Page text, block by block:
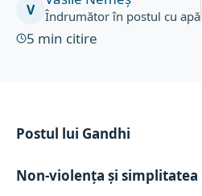
V Îndrumător în postul cu apă
5 min citire
Postul lui Gandhi
Non-violenţa şi simplitatea